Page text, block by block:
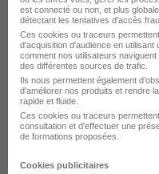
Assistant RH H/F
Groupe Synergie
Vitry-le-François - 51
25 000 - 30 000 € / an
est connecté ou non, et plus
détectant les tentatives d'accès
Ces cookies ou traceurs
d'acquisition d'audience en utilisant
comment nos utilisateurs
des différentes sources de trafic.
Ils nous permettent également
d'améliorer nos produits et rendre
rapide et fluide.
Ces cookies ou traceurs
consultation et d'effectuer une
de formations proposées.
Cookies publicitaires